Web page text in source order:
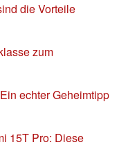
die Vorteile
zum
echter Geheimtipp
15T Pro: Diese